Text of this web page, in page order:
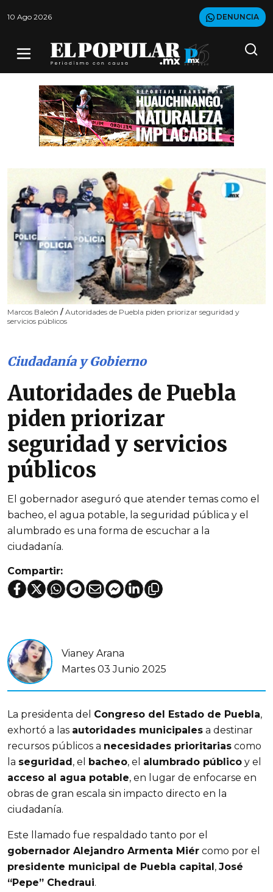
10 Ago 2026 DENUNCIA
Marcos Baleón / Autoridades de Puebla piden priorizar seguridad y
servicios públicos
Ciudadanía y Gobierno
Autoridades de Puebla
piden priorizar
seguridad y servicios
públicos
El gobernador aseguró que atender temas como el
bacheo, el agua potable, la seguridad pública y el
alumbrado es una forma de escuchar a la
ciudadanía.
Compartir:
Vianey Arana
Martes 03 Junio 2025
La presidenta del Congreso del Estado de Puebla
exhortó a las autoridades municipales a destinar
recursos públicos a necesidades prioritarias como
la seguridad, el bacheo, el alumbrado público
acceso al agua potable, en lugar de enfocarse en
obras de gran escala sin impacto directo en la
ciudadanía.
gobernador Alejandro Armenta Miér
presidente municipal de Puebla capital, José
“Pepe” Chedraui.